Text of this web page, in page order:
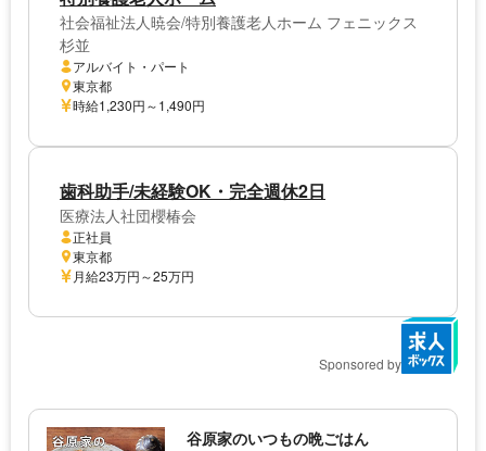
社会福祉法人暁会/特別養護老人ホーム フェニックス
杉並
アルバイト・パート
東京都
時給1,230円～1,490円
歯科助手/未経験OK・完全週休2日
医療法人社団櫻椿会
正社員
東京都
月給23万円～25万円
Sponsored by
谷原家のいつもの晩ごはん